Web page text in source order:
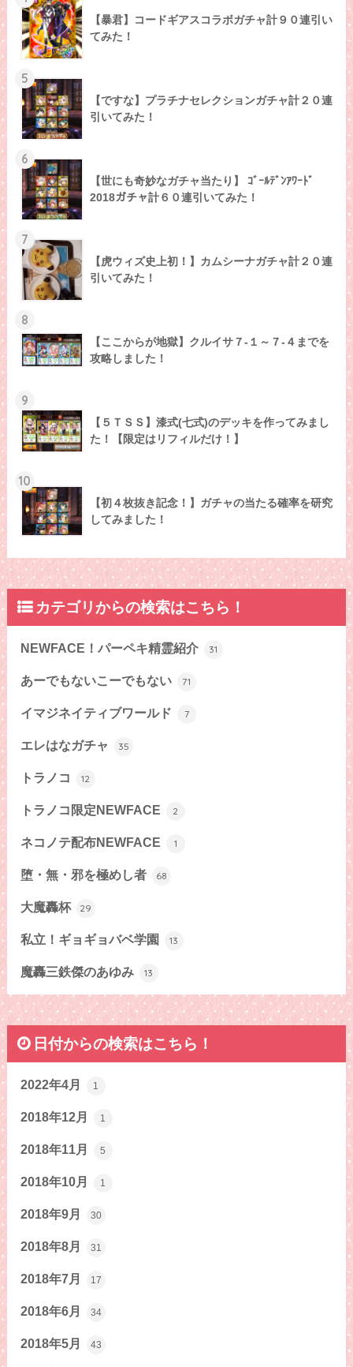
【暴君】コードギアスコラボガチャ計９０連引い
てみた！
5
【ですな】プラチナセレクションガチャ計２０連
引いてみた！
6
【世にも奇妙なガチャ当たり】 ｺﾞｰﾙﾃﾞﾝｱﾜｰﾄﾞ
2018ガチャ計６０連引いてみた！
7
【虎ウィズ史上初！】カムシーナガチャ計２０連
引いてみた！
8
【ここからが地獄】クルイサ７-１～７-４までを
攻略しました！
9
【５ＴＳＳ】漆式(七式)のデッキを作ってみまし
た！【限定はリフィルだけ！】
10
【初４枚抜き記念！】ガチャの当たる確率を研究
してみました！
カテゴリからの検索はこちら！
NEWFACE！パーペキ精霊紹介 31
あーでもないこーでもない 71
イマジネイティブワールド 7
エレはなガチャ 35
トラノコ 12
トラノコ限定NEWFACE 2
ネコノテ配布NEWFACE 1
堕・無・邪を極めし者 68
大魔轟杯 29
私立！ギョギョバベ学園 13
魔轟三鉄傑のあゆみ 13
日付からの検索はこちら！
2022年4月 1
2018年12月 1
2018年11月 5
2018年10月 1
2018年9月 30
2018年8月 31
2018年7月 17
2018年6月 34
2018年5月 43